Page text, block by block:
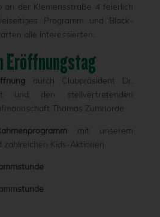
an der Klemensstraße 4 feierlich
Programm und Black-
alle Interessierten.
Eröffnungstag
durch Clubpräsident Dr.
und den stellvertretenden
Thomas Zumnorde
mit unserem
zahlreichen Kids-Aktionen